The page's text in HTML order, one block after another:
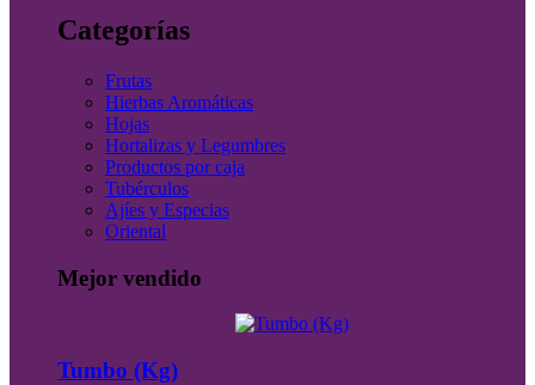
Categorías
Frutas
Hierbas Aromáticas
Hojas
Hortalizas y Legumbres
Productos por caja
Tubérculos
Ajíes y Especias
Oriental
Mejor vendido
Tumbo (Kg)